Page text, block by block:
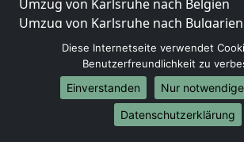
Umzug von Karlsruhe nach Belgien
Umzug von Karlsruhe nach Bulgarien
Umzug von Karlsruhe nach
Umzug von Karlsruhe nach England
Umzug von Karlsruhe nach Portugal
Umzug von Karlsruhe nach Bosnien
und Herzegowina
Diese Internetseite verwendet
Benutzerfreundlichkeit zu
Einverstanden
Nur
Datenschutzerklärung